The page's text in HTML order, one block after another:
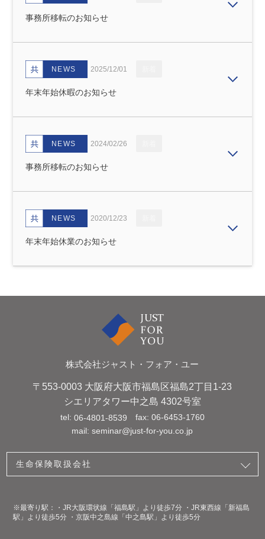
事務所移転のお知らせ
NEWS 2025/12/01
年末年始休暇のお知らせ
NEWS 2024/02/26
事務所移転のお知らせ
NEWS 2020/12/23
年末年始休業のお知らせ
株式会社ジャスト・フォア・ユー
〒553-0003 大阪府大阪市福島区福島2丁目1-23
シエリアタワー中之島 4302号室
tel: 06-4801-8539 fax: 06-6453-1760
mail: seminar@just-for-you.co.jp
生命保険取扱会社
※最寄り駅：・JR大阪環状線「福島駅」より徒歩7分 ・JR東西線「新福島
駅」より徒歩5分 ・京阪中之島線「中之島駅」より徒歩5分